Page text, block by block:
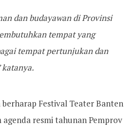
dan budayawan di Provinsi
tempat yang
tempat pertunjukan dan
katanya.
berharap Festival Teater Banten
agenda resmi tahunan Pemprov